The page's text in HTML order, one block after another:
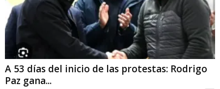
A 53 días del inicio de las protestas: Rodrigo
Paz gana...